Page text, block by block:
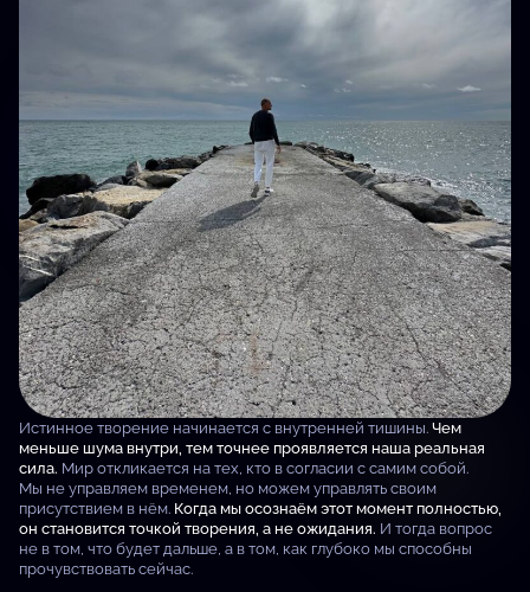
Истинное творение начинается с внутренней тишины.Чем
меньше шума внутри, тем точнее проявляется наша реальная
сила. Мир откликается на тех, кто в согласии с самим собой.
Мы не управляем временем, но можем управлять своим
присутствием в нём. Когда мы осознаём этот момент полностью,
он становится точкой творения, а не ожидания. И тогда вопрос
не в том, что будет дальше, а в том, как глубоко мы способны
прочувствовать сейчас.